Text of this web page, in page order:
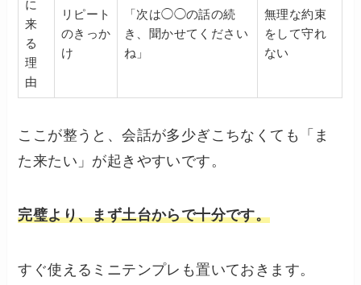
に
来
る
理
由
リピート
のきっか
け
「次は◯◯の話の続
き、聞かせてください
ね」
無理な約束
をして守れ
ない
ここが整うと、会話が多少ぎこちなくても「ま
た来たい」が起きやすいです。
完璧より、まず土台からで十分です。
すぐ使えるミニテンプレも置いておきます。